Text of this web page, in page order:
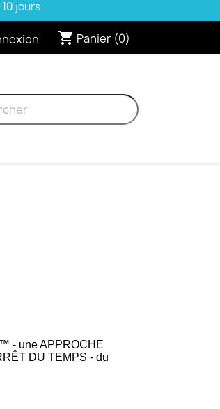
jours
shopping_cart Panier (0)
™ - une APPROCHE
DU TEMPS - du